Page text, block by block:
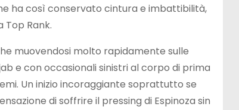
ha così conservato cintura e imbattibilità,
Rank.
muovendosi molto rapidamente sulle
e con occasionali sinistri al corpo di prima
Un inizio incoraggiante soprattutto se
di soffrire il pressing di Espinoza sin